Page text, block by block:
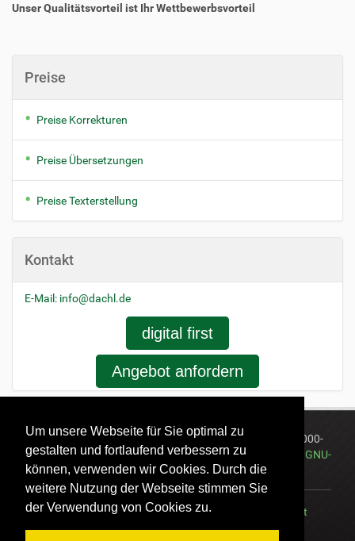
Um unsere Webseite für Sie optimal zu
gestalten und fortlaufend verbessern zu
können, verwenden wir Cookies. Durch die
weitere Nutzung der Webseite stimmen Sie
der Verwendung von Cookies zu.
Unser Qualitätsvorteil ist Ihr Wettbewerbsvorteil
Preise
Preise Korrekturen
Preise Übersetzungen
Preise Texterstellung
Kontakt
E-Mail: info@dachl.de
digital first
Angebot anfordern
Plone ®Open Source Content Management System
2000-
2026Plone Foundationund Freunde. Lizensiert unter der GNU-
GPL-Lizenz.
Übersicht Barrierefreiheit Kontakt